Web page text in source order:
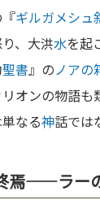
ギルガメシュ
、大洪水を起
聖書』のノアの
オンの物語も
なる神話では
焉——ラー